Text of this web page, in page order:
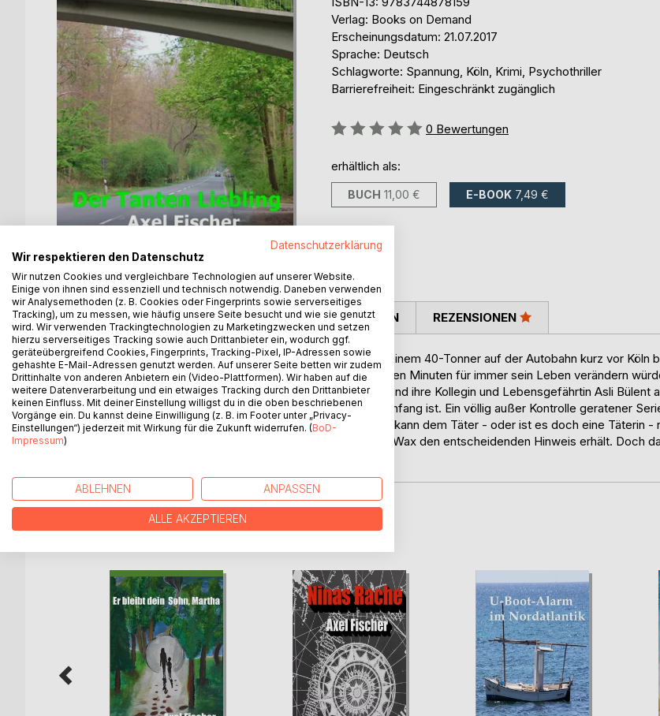
Verlag: Books on Demand
Erscheinungsdatum: 21.07.2017
Sprache: Deutsch
Schlagworte: Spannung, Köln, Krimi, Psychothriller
Barrierefreiheit: Eingeschränkt zugänglich
Bewertung::
0 Bewertungen
erhältlich als:
BUCH 11,00 € E-BOOK 7,49 €
BESCHREIBUNG
Der Lastkraftfahrer Horst Kaminke, der sich gerade mit seinem 40-Tonner auf der Autobahn kurz vor Köln
um seine Erzladung abzukippen, ahnte nicht, was in wenigen Minuten für immer sein Leben verändern
Als die Leiterin der Kölner Mordkommission Karin Weber und ihre Kollegin und Lebensgefährtin Asli Bülent
erscheinen, vermuten sie noch nicht, dass dies erst der Anfang ist. Ein völlig außer Kontrolle geratener
lebt sich in seinen Morden aus. Hauptkommissarin Weber kann dem Täter - oder ist es doch eine Täterin -
nachweisen, bis sie von der Gerichtsmedizinerin Dr. Biggi Wax den entscheidenden Hinweis erhält. Doch
AUTOR/IN PRESSESTIMMEN REZENSIONEN
WEITERE TITEL BEIBoD
Datenschutzerklärung
Wir respektieren den Datenschutz
Wir nutzen Cookies und vergleichbare Technologien auf unserer Website.
Einige von ihnen sind essenziell und technisch notwendig. Daneben verwenden
wir Analysemethoden (z. B. Cookies oder Fingerprints sowie serverseitiges
Tracking), um zu messen, wie häufig unsere Seite besucht und wie sie genutzt
wird. Wir verwenden Trackingtechnologien zu Marketingzwecken und setzen
hierzu serverseitiges Tracking sowie auch Drittanbieter ein, wodurch ggf.
geräteübergreifend Cookies, Fingerprints, Tracking-Pixel, IP-Adressen sowie
gehashte E-Mail-Adressen genutzt werden. Auf unserer Seite betten wir zudem
Drittinhalte von anderen Anbietern ein (Video-Plattformen). Wir haben auf die
weitere Datenverarbeitung und ein etwaiges Tracking durch den Drittanbieter
keinen Einfluss. Mit deiner Einstellung willigst du in die oben beschriebenen
Vorgänge ein. Du kannst deine Einwilligung (z. B. im Footer unter „Privacy-
Einstellungen“) jederzeit mit Wirkung für die Zukunft widerrufen. (BoD-
Impressum)
ABLEHNEN ANPASSEN
ALLE AKZEPTIEREN